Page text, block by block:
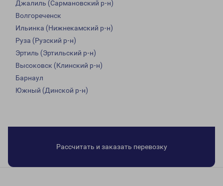
Джалиль (Сармановский р-н)
Волгореченск
Ильинка (Нижнекамский р-н)
Руза (Рузский р-н)
Эртиль (Эртильский р-н)
Высоковск (Клинский р-н)
Барнаул
Южный (Динской р-н)
Рассчитать и заказать перевозку